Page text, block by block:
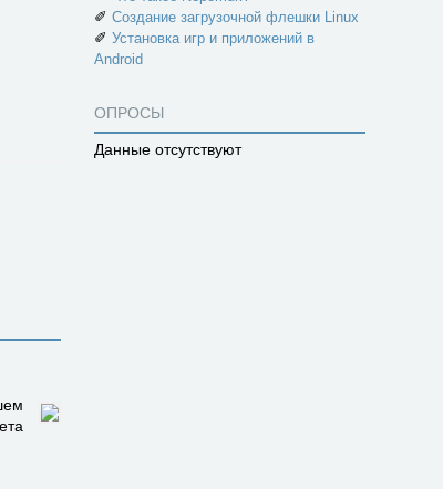
✐ Создание загрузочной флешки Linux
✐ Установка игр и приложений в
Android
ОПРОСЫ
Данные отсутствуют